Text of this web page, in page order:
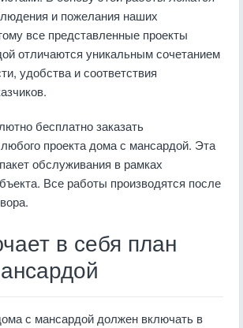
и пожелания наших
все представленные проекты
отличаются уникальным сочетанием
удобства и соответствия
бесплатно заказать
проекта дома с мансардой. Эта
обслуживания в рамках
Все работы производятся после
в себя план
с мансардой должен включать в